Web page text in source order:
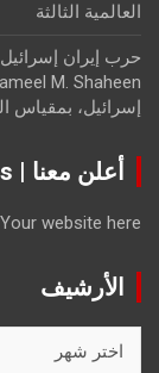
العالمية الثالثة
إسرائيل، بمقياس
أعلن معنا | Advertise with us
Your website here
الأرشيف